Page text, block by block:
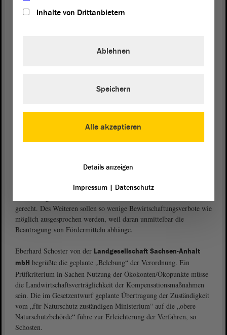
Bewertungskriterien, einhergehend mit Pflege- und
Entwicklungsplänen für die Biosphärenreservate.
Weiterentwicklung zum Biosphärenreservat. Dessen Leiter Fred
Zuge des Novellierungsverfahrens auch geklärt werden würde,
Ausweisung eines Biosphärenreservats zu erwarten seien.
Die von CDU und SPD vorgeschlagenen Gesetzesänderungen stoßen
beimLandesverband für Landschaftspflege Sachsen-Anhalt
Landesregierungwerde unterstützt, so die
differenzierte Schutzgebietsbestimmungen aus, eine allgemeine
gerecht. Des Weiteren sollen so wenige Bewirtschaftungsverbote wie
möglich ausgesprochen werden, weil daran unmittelbar die
Beantragung von Fördermitteln abhänge.
Eberhard Schoster von der Landgesellschaft Sachsen-Anhalt
mbH begrüßte die geplante „Belebung“ der Verordnung. Ein
Prüfkriterium in Sachen Nutzung der Ökokonten/Ökopunkte müsse
die Landwirtschaftsverträglichkeit der Kompensationsmaßnahmen
sein. Die im Gesetzentwurf geplante Übertragung der Zuständigkeit
vom „für Naturschutz zuständigen Ministerium“ auf die „obere
Naturschutzbehörde“ führe zur Erleichterung der Verfahren, so
Schosten.
Inhalte von Drittanbietern
Alle akzeptieren
Ablehnen
Speichern
Details anzeigen
Impressum| Datenschutz